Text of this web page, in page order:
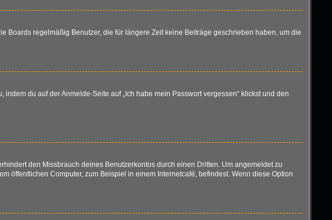
Boards regelmäßig Benutzer, die für längere Zeit keine Beiträge geschrieben haben, um die
du auf der Anmelde-Seite auf „Ich habe mein Passwort vergessen“ klickst und den
den Missbrauch deines Benutzerkontos durch einen Dritten. Um angemeldet zu
öffentlichen Computer, zum Beispiel in einem Internetcafé, befindest. Wenn diese Option